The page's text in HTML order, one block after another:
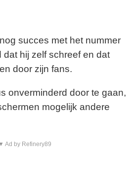
succes met het nummer
dat hij zelf schreef en dat
door zijn fans.
onverminderd door te gaan,
mogelijk andere
Ad by Refinery89